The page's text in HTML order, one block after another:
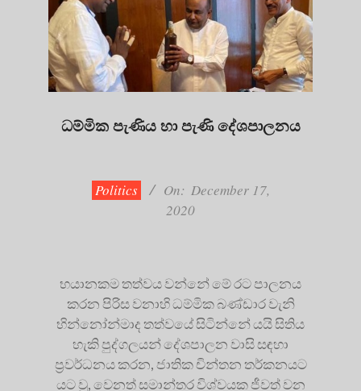
ධම්මික පැණිය හා පැණි දේශපාලනය
Politics On: December 17,
2020
භයානකම තත්වය වන්නේ මේ රට පාලනය
කරන පිරිස වනාහි ධම්මික බණ්ඩාර වැනි
භින්නෝන්මාද තත්වයේ සිටින්නේ යයි සිතිය
හැකි පුද්ගලයන් දේශපාලන වාසි සඳහා
ප්‍රවර්ධනය කරන, ජාතික චින්තන තර්කනයට
යට වූ, වෙනත් සමාන්තර විශ්වයක ජීවත් වන